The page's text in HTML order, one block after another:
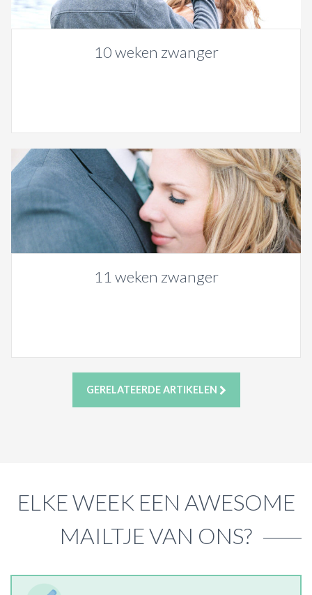
10 weken zwanger
11 weken zwanger
GERELATEERDE ARTIKELEN
ELKE WEEK EEN AWESOME
MAILTJE VAN ONS?